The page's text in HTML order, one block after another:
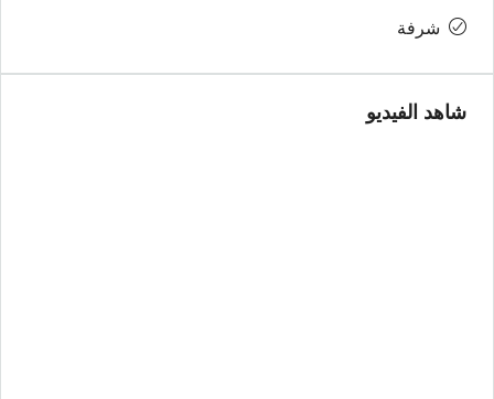
شرفة
شاهد الفيديو